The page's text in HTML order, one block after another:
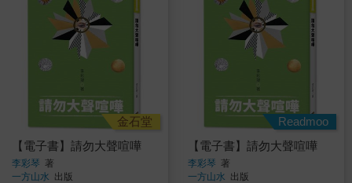
金石堂
【電子書】請勿大聲喧嘩
李彩琴 著
一方山水 出版
Readmoo
【電子書】請勿大聲喧嘩
李彩琴 著
一方山水 出版